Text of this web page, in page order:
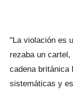
"La violación es
rezaba un
cadena británica
sistemáticas y